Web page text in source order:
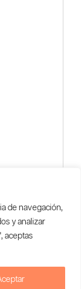
de navegación,
y analizar
aceptas
Eli- Pack X 3